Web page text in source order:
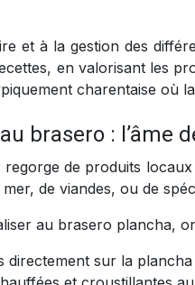
et à la gestion des
en valorisant les
charentaise où
brasero : l’âme
de produits
de viandes, ou de
au brasero plancha,
directement sur la